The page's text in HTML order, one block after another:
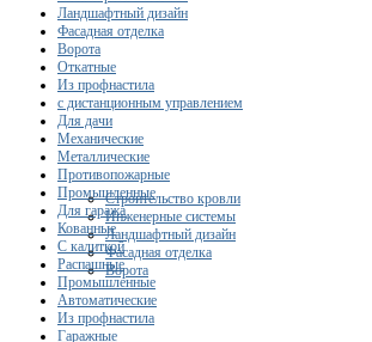
Строительство кровли
Инженерные системы
Ландшафтный дизайн
Фасадная отделка
Ворота
Ландшафтный дизайн
Фасадная отделка
Ворота
Откатные
Из профнастила
с дистанционным управлением
Для дачи
Механические
Металлические
Противопожарные
Промышленные
Для гаража
Кованные
С калиткой
Распашные
Промышленные
Автоматические
Из профнастила
Гаражные